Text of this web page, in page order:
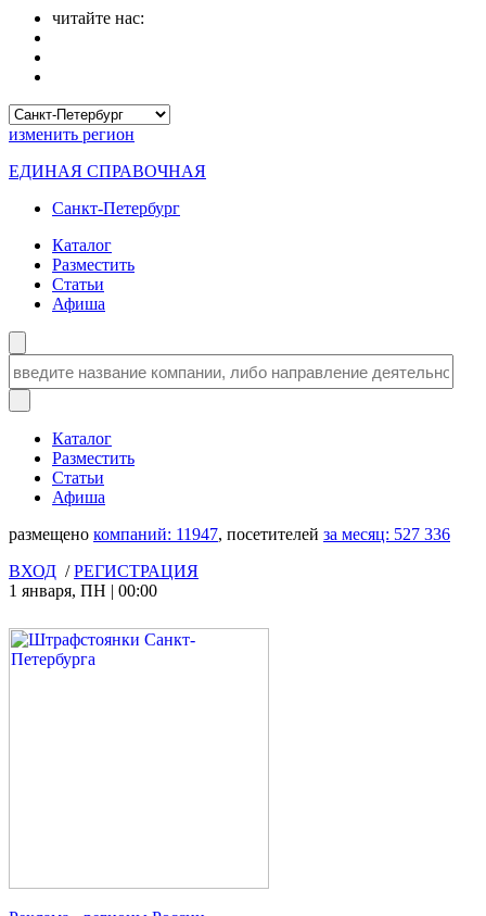
читайте нас:
изменить регион
ЕДИНАЯ СПРАВОЧНАЯ
Санкт-Петербург
Каталог
Разместить
Статьи
Афиша
Каталог
Разместить
Статьи
Афиша
размещено компаний: 11947, посетителей за месяц: 527 336
ВХОД /РЕГИСТРАЦИЯ
1 января, ПН | 00:00